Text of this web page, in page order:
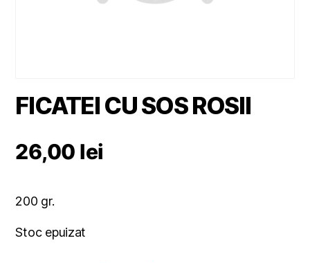
FICATEI CU SOS ROSII
26,00 lei
200 gr.
Stoc epuizat